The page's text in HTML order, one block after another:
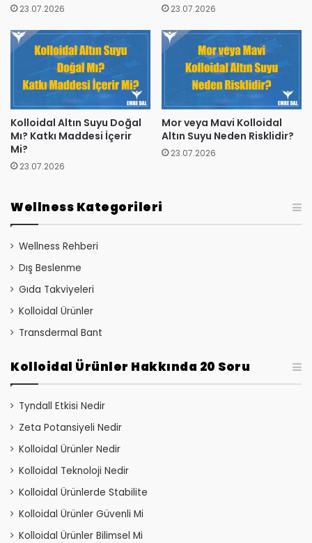
23.07.2026 23.07.2026
Kolloidal Altın Suyu Doğal
Mı? Katkı Maddesi İçerir
Mi?
23.07.2026
Mor veya Mavi Kolloidal
Altın Suyu Neden Risklidir?
23.07.2026
Wellness Kategorileri
Wellness Rehberi
Dış Beslenme
Gıda Takviyeleri
Kolloidal Ürünler
Transdermal Bant
Kolloidal Ürünler Hakkında 20 Soru
Tyndall Etkisi Nedir
Zeta Potansiyeli Nedir
Kolloidal Ürünler Nedir
Kolloidal Teknoloji Nedir
Kolloidal Ürünlerde Stabilite
Kolloidal Ürünler Güvenli Mi
Kolloidal Ürünler Bilimsel Mi